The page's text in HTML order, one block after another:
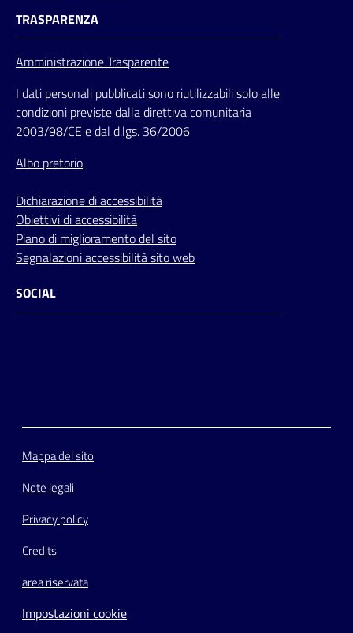
TRASPARENZA
Amministrazione Trasparente
I dati personali pubblicati sono riutilizzabili solo alle
condizioni previste dalla direttiva comunitaria
2003/98/CE e dal d.lgs. 36/2006
Albo pretorio
Dichiarazione di accessibilità
Obiettivi di accessibilità
Piano di miglioramento del sito
Segnalazioni accessibilità sito web
SOCIAL
Mappa del sito
Note legali
Privacy policy
Credits
area riservata
Impostazioni cookie